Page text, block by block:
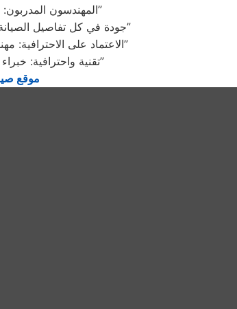
“المهندسون المدربون: صيانة بيكو بيد خبراء في الميدان”
“جودة في كل تفاصيل الصيانة: مهندسو بيكو يوفرون الأمان والكفاءة”
“الاعتماد على الاحترافية: مهندسو صيانة بيكو يحققون الثقة والراحة”
“تقنية واحترافية: خبراء الصيانة من بيكو يوفرون الأفضل”
موقع